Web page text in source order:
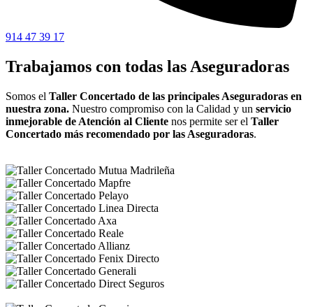
914 47 39 17
Trabajamos con todas las Aseguradoras
Somos el Taller Concertado de las principales Aseguradoras en
nuestra zona. Nuestro compromiso con la Calidad y un servicio
inmejorable de Atención al Cliente nos permite ser el Taller
Concertado más recomendado por las Aseguradoras.